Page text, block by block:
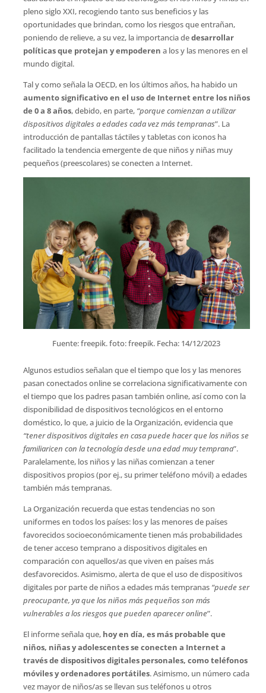
pleno siglo XXI, recogiendo tanto sus beneficios y las
oportunidades que brindan, como los riesgos que entrañan,
poniendo de relieve, a su vez, la importancia dedesarrollar
políticas que protejan y empoderen a los y las menores en el
mundo digital.
Tal y como señala la OECD, en los últimos años, ha habido un
aumento significativo en el uso de Internet entre los niños
de 0 a 8 años, debido, en parte, “porque comienzan a utilizar
dispositivos digitales a edades cada vez más tempranas”. La
introducción de pantallas táctiles y tabletas con iconos ha
facilitado la tendencia emergente de que niños y niñas muy
pequeños (preescolares) se conecten a Internet.
Fuente: freepik. foto: freepik. Fecha: 14/12/2023
Algunos estudios señalan que el tiempo que los y las menores
pasan conectados online se correlaciona significativamente con
el tiempo que los padres pasan también online, así como con la
disponibilidad de dispositivos tecnológicos en el entorno
doméstico, lo que, a juicio de la Organización, evidencia que
“tener dispositivos digitales en casa puede hacer que los niños se
familiaricen con la tecnología desde una edad muy temprana”.
Paralelamente, los niños y las niñas comienzan a tener
dispositivos propios (por ej., su primer teléfono móvil) a edades
también más tempranas.
La Organización recuerda que estas tendencias no son
uniformes en todos los países: los y las menores de países
favorecidos socioeconómicamente tienen más probabilidades
de tener acceso temprano a dispositivos digitales en
comparación con aquellos/as que viven en países más
desfavorecidos. Asimismo, alerta de que el uso de dispositivos
digitales por parte de niños a edades más tempranas “puede ser
preocupante, ya que los niños más pequeños son más
vulnerables a los riesgos que pueden aparecer online”.
El informe señala que, hoy en día, es más probable que
niños, niñas y adolescentes se conecten a Internet a
través de dispositivos digitales personales, como teléfonos
móviles y ordenadores portátiles. Asimismo, un número cada
vez mayor de niños/as se llevan sus teléfonos u otros